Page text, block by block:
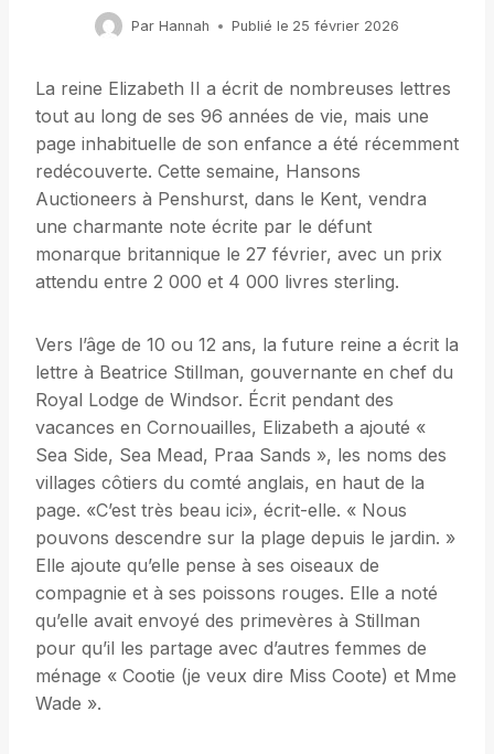
Par Hannah Publié le 25 février 2026
La reine Elizabeth II a écrit de nombreuses lettres
tout au long de ses 96 années de vie, mais une
page inhabituelle de son enfance a été récemment
redécouverte. Cette semaine, Hansons
Auctioneers à Penshurst, dans le Kent, vendra
une charmante note écrite par le défunt
monarque britannique le 27 février, avec un prix
attendu entre 2 000 et 4 000 livres sterling.
Vers l’âge de 10 ou 12 ans, la future reine a écrit la
lettre à Beatrice Stillman, gouvernante en chef du
Royal Lodge de Windsor. Écrit pendant des
vacances en Cornouailles, Elizabeth a ajouté «
Sea Side, Sea Mead, Praa Sands », les noms des
villages côtiers du comté anglais, en haut de la
page. «C’est très beau ici», écrit-elle. « Nous
pouvons descendre sur la plage depuis le jardin. »
Elle ajoute qu’elle pense à ses oiseaux de
compagnie et à ses poissons rouges. Elle a noté
qu’elle avait envoyé des primevères à Stillman
pour qu’il les partage avec d’autres femmes de
ménage « Cootie (je veux dire Miss Coote) et Mme
Wade ».